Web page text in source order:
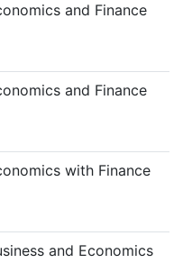
and Finance
and Finance
with Finance
and Economics